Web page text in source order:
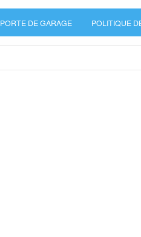
PORTE DE GARAGE POLITIQUE